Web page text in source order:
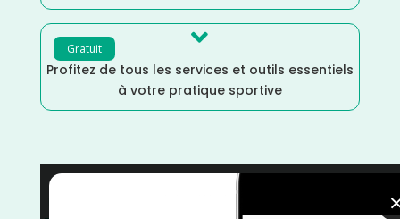
Gratuit 
Profitez de tous les services et outils essentiels
à votre pratique sportive